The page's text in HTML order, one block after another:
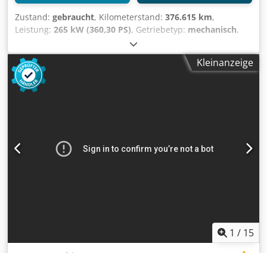
Zustand: gebraucht, Kilometerstand: 376.615 km,
Leistung: 265 kW (360,30 PS), Getriebetyp: mechanisch,
Weiß
kg, Leergewicht:20.500 kg, maximales Ladegewicht:
11.500 kg
, Achsen-
Konfiguration:
09/2008
Zusatzscheinwerfer
Haus, Heckfenster, E-Spiegel, Spiegel beheizbar, E-Fenster
Fernbedienung, Umweltplakette grün Aufbau: Schwing-
Kleinanzeige
1 / 15